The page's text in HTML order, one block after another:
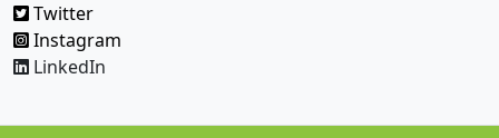
Twitter
Instagram
LinkedIn